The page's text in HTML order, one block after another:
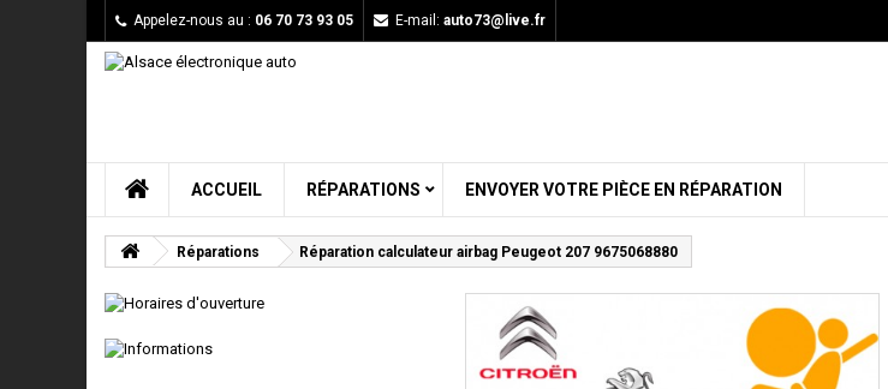
Appelez-nous au : 06 70 73 93 05 E-mail: auto73@live.fr
ACCUEIL RÉPARATIONS ENVOYER VOTRE PIÈCE EN RÉPARATION
Réparations Réparation calculateur airbag Peugeot 207 9675068880